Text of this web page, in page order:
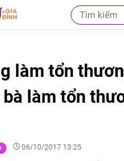
làm tổn
làm tổn
06/10/2017 13:25